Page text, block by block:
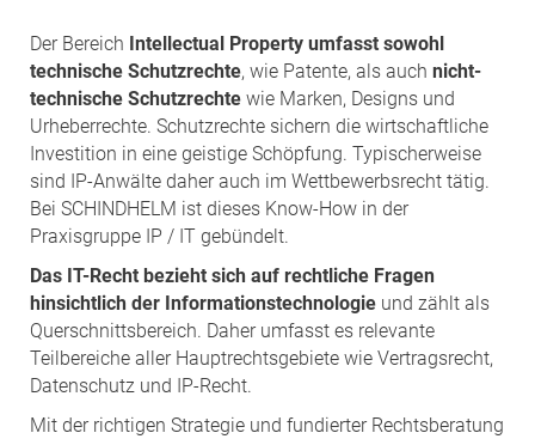
Der Bereich Intellectual Property umfasst sowohl
technische Schutzrechte, wie Patente, als auch nicht-
technische Schutzrechte wie Marken, Designs und
Urheberrechte. Schutzrechte sichern die wirtschaftliche
Investition in eine geistige Schöpfung. Typischerweise
sind IP-Anwälte daher auch im Wettbewerbsrecht tätig.
Bei SCHINDHELM ist dieses Know-How in der
Praxisgruppe IP / IT gebündelt.
Das IT-Recht bezieht sich auf rechtliche Fragen
hinsichtlich der Informationstechnologie und zählt als
Querschnittsbereich. Daher umfasst es relevante
Teilbereiche aller Hauptrechtsgebiete wie Vertragsrecht,
Datenschutz und IP-Recht.
Mit der richtigen Strategie und fundierter Rechtsberatung